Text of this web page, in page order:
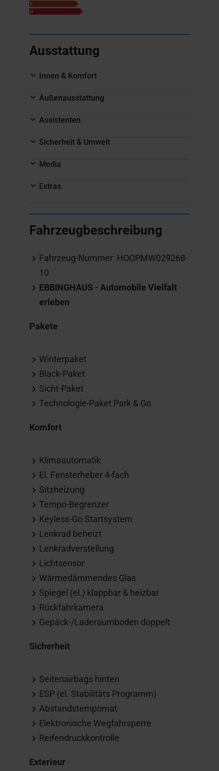
Ausstattung
Innen & Komfort
Außenausstattung
Assistenten
Sicherheit & Umwelt
Media
Extras
Fahrzeugbeschreibung
Fahrzeug-Nummer: HOOPMW029268-
10
EBBINGHAUS - Automobile Vielfalt
erleben
Pakete
Winterpaket
Black-Paket
Sicht-Paket
Technologie-Paket Park & Go
Komfort
Klimaautomatik
El. Fensterheber 4-fach
Sitzheizung
Tempo-Begrenzer
Keyless-Go Startsystem
Lenkrad beheizt
Lenkradverstellung
Lichtsensor
Wärmedämmendes Glas
Spiegel (el.) klappbar & heizbar
Rückfahrkamera
Gepäck-/Laderaumboden doppelt
Sicherheit
Seitenairbags hinten
ESP (el. Stabilitäts Programm)
Abstandstempomat
Elektronische Wegfahrsperre
Reifendruckkontrolle
Exterieur